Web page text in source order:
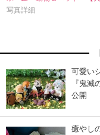
写真詳細
可愛い
『鬼
公開
癒やし